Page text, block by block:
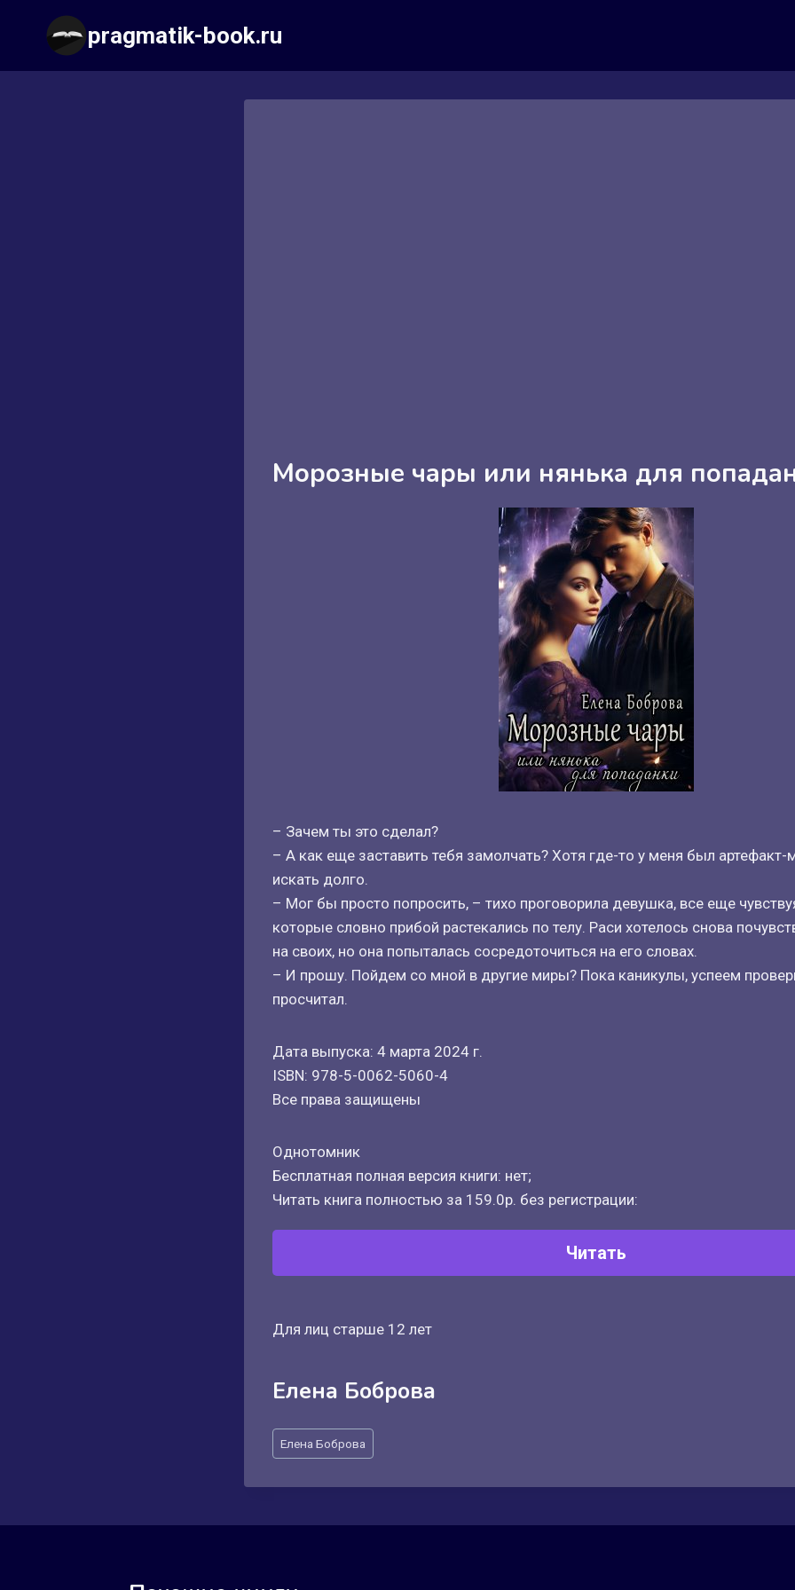
содержимому
pragmatik-book.ru
Морозные чары или нянька для
– Зачем ты это сделал?
– А как еще заставить тебя замолчать? Хотя где-то у меня был артефакт-
искать долго.
– Мог бы просто попросить, – тихо проговорила девушка, все еще
которые словно прибой растекались по телу. Раси хотелось снова
на своих, но она попыталась сосредоточиться на его словах.
– И прошу. Пойдем со мной в другие миры? Пока каникулы, успеем
просчитал.
Дата выпуска: 4 марта 2024 г.
ISBN: 978-5-0062-5060-4
Все права защищены
Однотомник
Бесплатная полная версия книги: нет;
Читать книга полностью за 159.0р. без регистрации:
Читать
Для лиц старше 12 лет
Елена Боброва
Метки
записи:
Елена Боброва